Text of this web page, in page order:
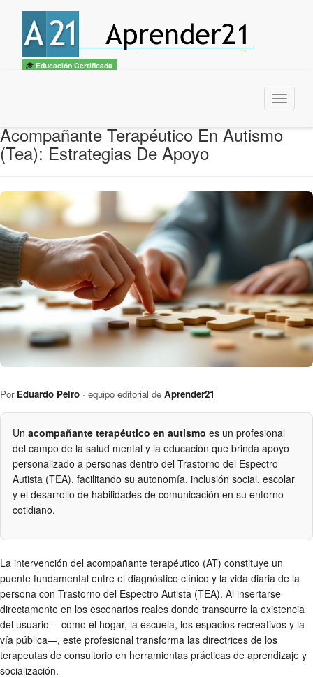
Educación Certificada
Menu
Acompañante Terapéutico En Autismo
(Tea): Estrategias De Apoyo
Por Eduardo Peiro · equipo editorial de Aprender21
Un acompañante terapéutico en autismo es un profesional
del campo de la salud mental y la educación que brinda apoyo
personalizado a personas dentro del Trastorno del Espectro
Autista (TEA), facilitando su autonomía, inclusión social, escolar
y el desarrollo de habilidades de comunicación en su entorno
cotidiano.
La intervención del acompañante terapéutico (AT) constituye un
puente fundamental entre el diagnóstico clínico y la vida diaria de la
persona con Trastorno del Espectro Autista (TEA). Al insertarse
directamente en los escenarios reales donde transcurre la existencia
del usuario —como el hogar, la escuela, los espacios recreativos y la
vía pública—, este profesional transforma las directrices de los
terapeutas de consultorio en herramientas prácticas de aprendizaje y
socialización.